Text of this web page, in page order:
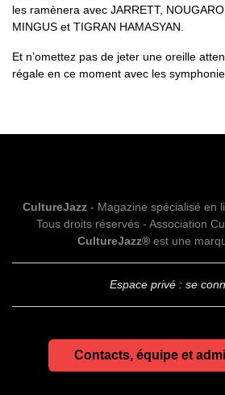
les ramènera avec JARRETT,
MINGUS et TIGRAN HAMASYAN.
Et n’omettez pas de jeter une oreille
régale en ce moment avec les
CultureJazz- Magazine spécialisé en
Tous droits réservés - Association
CultureJazz®est une
Espace privé : se
Contacts, équipe et